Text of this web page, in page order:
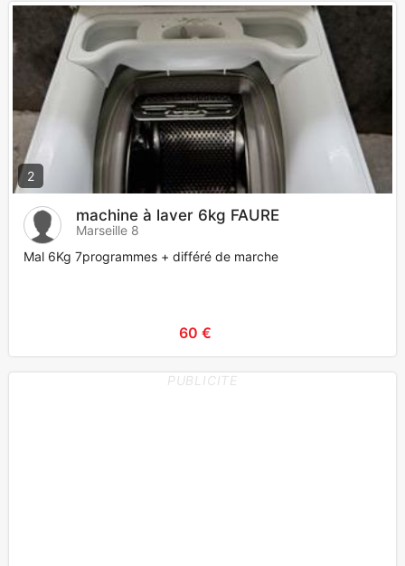
2
machine à laver 6kg FAURE
Marseille 8
Mal 6Kg 7programmes + différé de marche
60 €
PUBLICITE